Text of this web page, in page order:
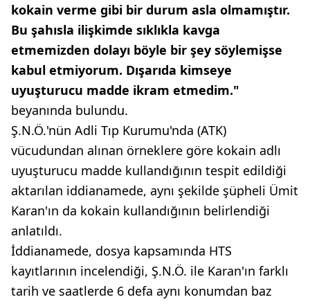
kokain verme gibi bir durum asla olmamıştır.
Bu şahısla ilişkimde sıklıkla kavga
etmemizden dolayı böyle bir şey söylemişse
kabul etmiyorum. Dışarıda kimseye
uyuşturucu madde ikram etmedim."
beyanında bulundu.
Ş.N.Ö.'nün Adli Tıp Kurumu'nda (ATK)
vücudundan alınan örneklere göre kokain adlı
uyuşturucu madde kullandığının tespit edildiği
aktarılan iddianamede, aynı şekilde şüpheli Ümit
Karan'ın da kokain kullandığının belirlendiği
anlatıldı.
İddianamede, dosya kapsamında HTS
kayıtlarının incelendiği, Ş.N.Ö. ile Karan'ın farklı
tarih ve saatlerde 6 defa aynı konumdan baz